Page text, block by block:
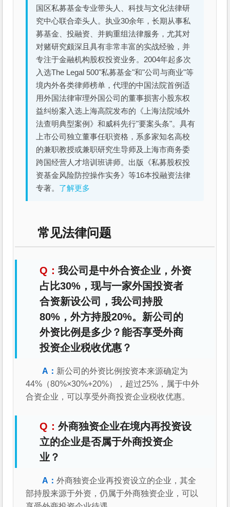
国区私募基金专业带头人、科技与文化法律研
究中心联合牵头人。执业30余年，长期从事私
募基金、投融资、并购重组法律服务，尤其对
对赌研究颇深且具有非常丰富的实战经验，并
专注于金融机构股权投资业务。2004年起多次
入选The Legal 500"私募基金"和"公司与商业"等
境内外各类律师榜单，代理的中国法院首例适
用外国法律审理外国公司的董事损害小股东权
益纠纷案入选上海高院发布的《上海法院域外
法查明典型案例》和威科先行"要案头条"。具有
上市公司独立董事任职资格，系多家知名高校
的兼职教授或兼职研究生导师及上海市商务委
跨国经营人才培训班讲师。出版《私募股权投
资基金风险防控操作实务》等16本投融资法律
专著。 了解更多
常见法律问题
我公司是中外合资企业，外资
占比30%，现与一家外国投资者
合资新设公司，我公司持股
80%，外方持股20%。新公司的
外资比例是多少？能否享受外商
投资企业税收优惠？
新公司的外资比例按资本来源确定为
44%（80%×30%+20%），超过25%，属于中外
合资企业，可以享受外商投资企业税收优惠。
外商独资企业在境内再投资设
立的企业是否属于外商投资企
业？
外商独资企业再投资设立的企业，其全
部持股来源于外资，仍属于外商独资企业，可以